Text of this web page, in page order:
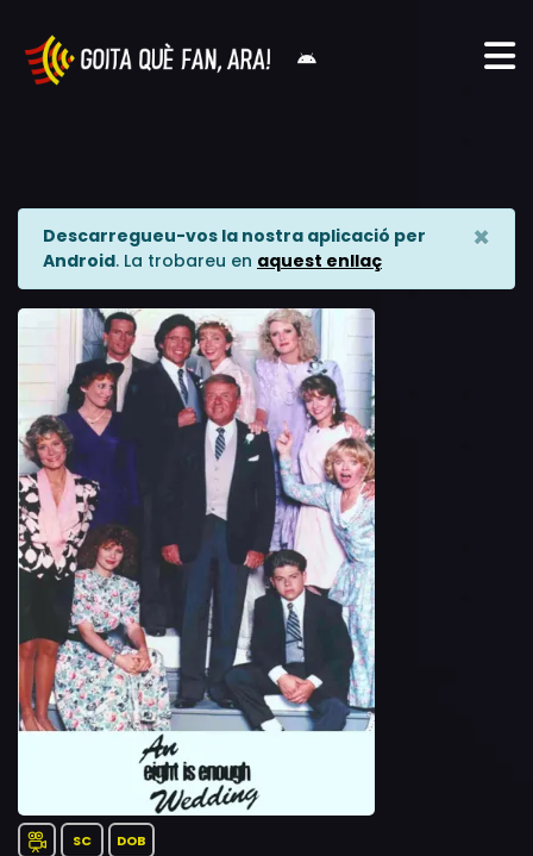
Descarregueu-vos la nostra aplicació per
Android. La trobareu en aquest enllaç
×
SC DOB